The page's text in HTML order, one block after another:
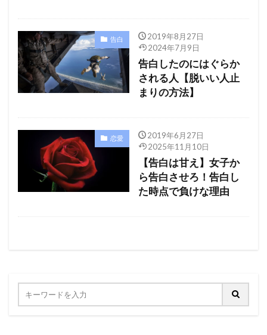
告白
2019年8月27日
2024年7月9日
告白したのにはぐらか
される人【脱いい人止
まりの方法】
恋愛
2019年6月27日
2025年11月10日
【告白は甘え】女子か
ら告白させろ！告白し
た時点で負けな理由